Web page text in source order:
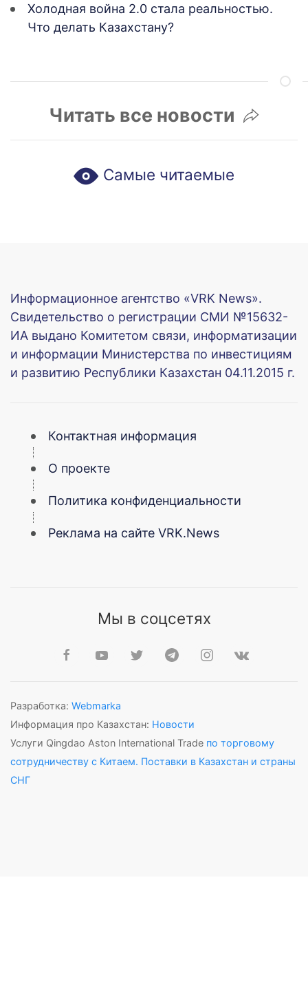
Холодная война 2.0 стала реальностью.
Что делать Казахстану?
Читать все новости
Самые читаемые
Информационное агентство «VRK News».
Свидетельство о регистрации СМИ №15632-
ИА выдано Комитетом связи, информатизации
и информации Министерства по инвестициям
и развитию Республики Казахстан 04.11.2015 г.
Контактная информация
О проекте
Политика конфиденциальности
Реклама на сайте VRK.News
Мы в соцсетях
Разработка: Webmarka
Информация про Казахстан: Новости
Услуги Qingdao Aston International Trade по торговому
сотрудничеству с Китаем. Поставки в Казахстан и страны
СНГ